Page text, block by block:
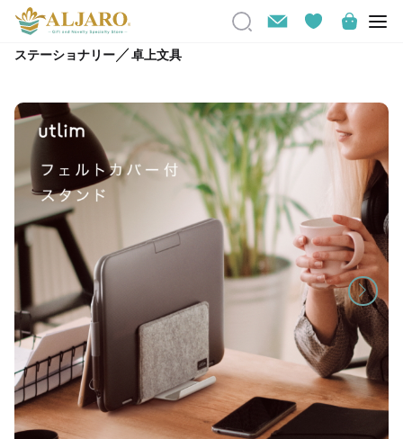
ステーショナリー／卓上文具